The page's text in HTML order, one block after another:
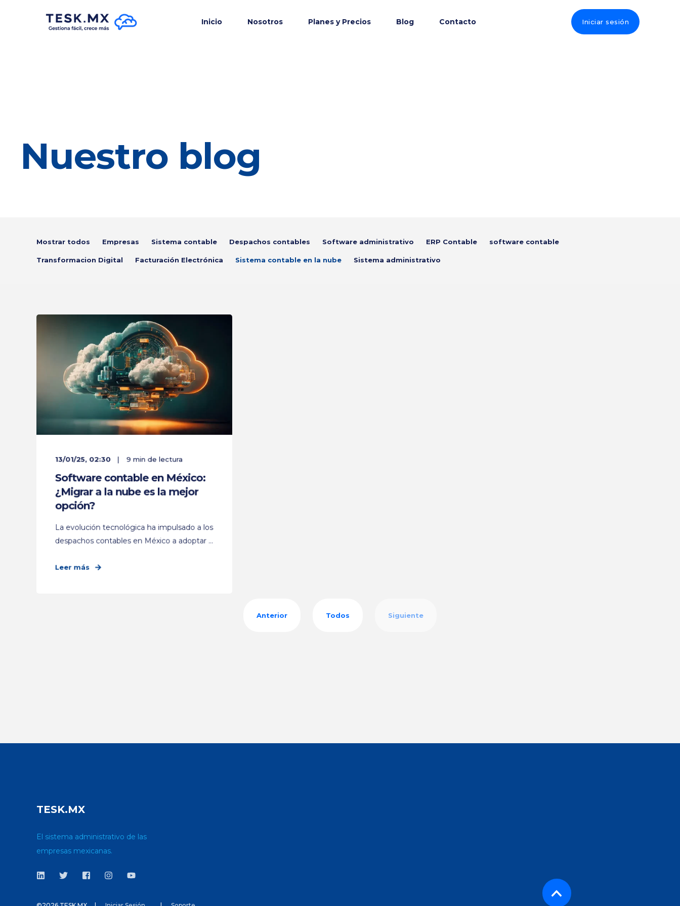
Inicio Nosotros Planes y Precios Blog Contacto Iniciar sesión
Nuestro blog
Mostrar todos Empresas Sistema contable Despachos contables Software administrativo ERP Contable software contable
Transformacion Digital Facturación Electrónica Sistema contable en la nube Sistema administrativo
13/01/25, 02:30 9 min de lectura
Software contable en México:
¿Migrar a la nube es la mejor
opción?
La evolución tecnológica ha impulsado a los
despachos contables en México a adoptar ...
Leer más
Anterior Todos Siguiente
TESK.MX
El sistema administrativo de las
empresas mexicanas.